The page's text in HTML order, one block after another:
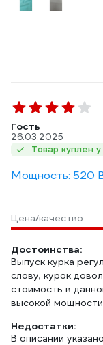
Гость
26.03.2025
Товар куплен у
Мощность: 520
Цена/качество
Достоинства:
Выпуск курка
слову, курок
стоимость в
высокой
Недостатки:
В описании